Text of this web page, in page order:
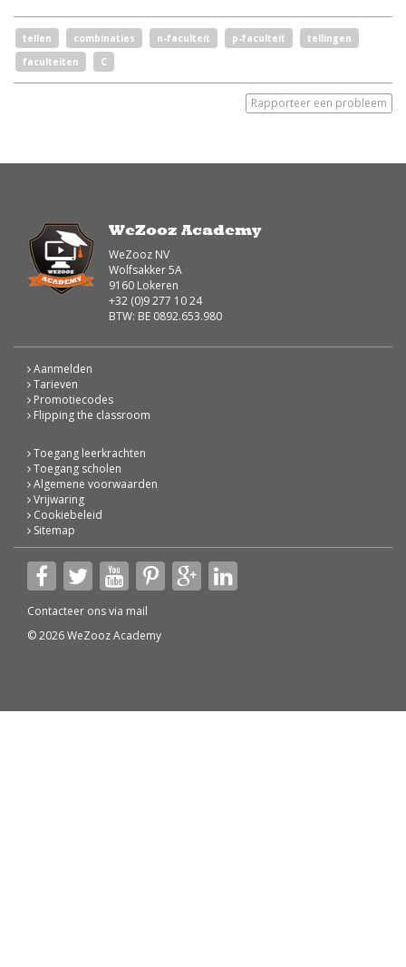
tellen combinaties n-faculteit p-faculteit
tellingen
faculteiten
C
Rapporteer een probleem
WeZooz Academy
WeZooz NV
Wolfsakker 5A
9160 Lokeren
+32 (0)9 277 10 24
BTW: BE 0892.653.980
Aanmelden
Tarieven
Promotiecodes
Flipping the classroom
Toegang leerkrachten
Toegang scholen
Algemene voorwaarden
Vrijwaring
Cookiebeleid
Sitemap
Contacteer ons via mail
© 2026 WeZooz Academy